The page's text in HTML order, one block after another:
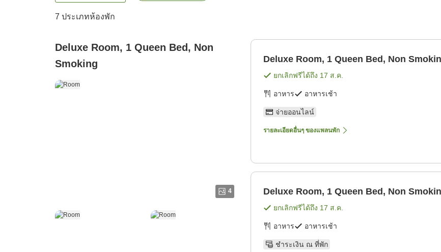
7 ประเภทห้องพัก
Deluxe Room, 1 Queen Bed, Non
Smoking
4
Deluxe Room, 1 Queen Bed, Non
ยกเลิกฟรีได้ถึง 17 ส.ค.
อาหาร อาหารเช้า
จ่ายออนไลน์
รายละเอียดอื่นๆ ของแพลนพัก
Deluxe Room, 1 Queen Bed, Non
ยกเลิกฟรีได้ถึง 17 ส.ค.
อาหาร อาหารเช้า
ชำระเงิน ณ ที่พัก